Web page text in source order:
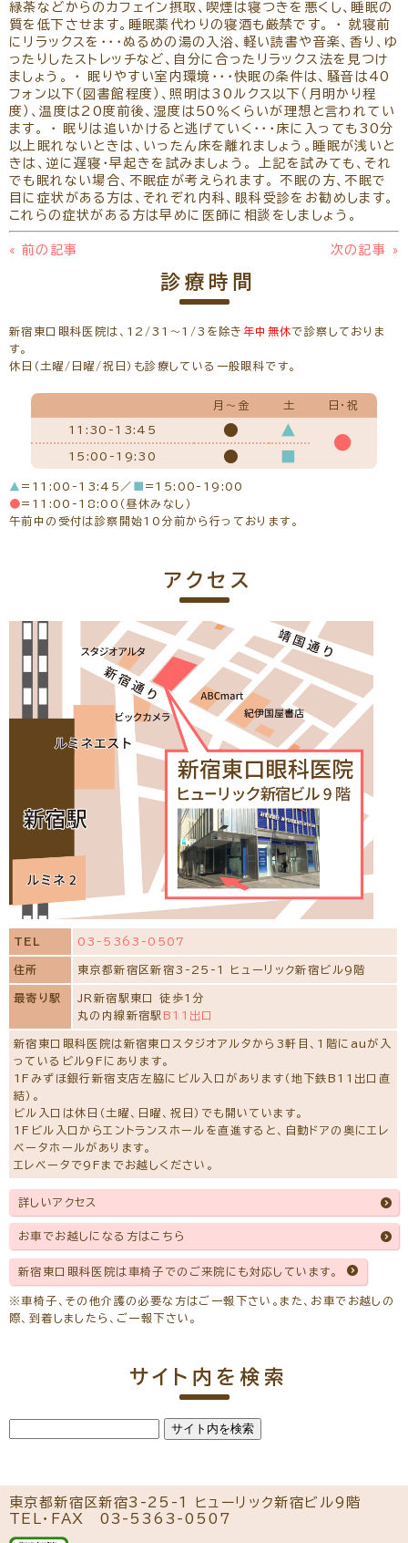
緑茶などからのカフェイン摂取、喫煙は寝つきを悪くし、睡眠の
質を低下させます。睡眠薬代わりの寝酒も厳禁です。 ・ 就寝前
にリラックスを・・・ぬるめの湯の入浴、軽い読書や音楽、香り、ゆ
ったりしたストレッチなど、自分に合ったリラックス法を見つけ
ましょう。 ・ 眠りやすい室内環境・・・快眠の条件は、騒音は40
フォン以下（図書館程度）、照明は30ルクス以下（月明かり程
度）、温度は20度前後、湿度は50％くらいが理想と言われてい
ます。 ・ 眠りは追いかけると逃げていく・・・床に入っても30分
以上眠れないときは、いったん床を離れましょう。睡眠が浅いと
きは、逆に遅寝・早起きを試みましょう。 上記を試みても、それ
でも眠れない場合、不眠症が考えられます。 不眠の方、不眠で
目に症状がある方は、それぞれ内科、眼科受診をお勧めします。
これらの症状がある方は早めに医師に相談をしましょう。
« 前の記事 次の記事 »
診療時間
新宿東口眼科医院は、12/31～1/3を除き 年中無休で診察しておりま
す。
休日（土曜/日曜/祝日）も診療している一般眼科です。
月～金 土 日・祝
11:30-13:45 ● ▲
●
15:00-19:30 ●
▲ =11:00-13:45／
=15:00-19:00
●=11:00-18:00（昼休みなし）
午前中の受付は診察開始10分前から行っております。
アクセス
TEL 03-5363-0507
住所 東京都新宿区新宿3-25-1 ヒューリック新宿ビル9階
最寄り駅
JR新宿駅東口 徒歩1分
丸の内線新宿駅 B11出口
新宿東口眼科医院は新宿東口スタジオアルタから3軒目、1階にauが入
っているビル9Fにあります。
1Fみずほ銀行新宿支店左脇にビル入口があります（地下鉄B11出口直
結）。
ビル入口は休日（土曜、日曜、祝日）でも開いています。
1Fビル入口からエントランスホールを直進すると、自動ドアの奥にエレ
ベータホールがあります。
エレベータで9Fまでお越しください。
詳しいアクセス
お車でお越しになる方はこちら
新宿東口眼科医院は車椅子でのご来院にも対応しています。
※車椅子、その他介護の必要な方はご一報下さい。また、お車でお越しの
際、到着しましたら、ご一報下さい。
サイト内を検索
東京都新宿区新宿3-25-1 ヒューリック新宿ビル9階
TEL・FAX 03-5363-0507